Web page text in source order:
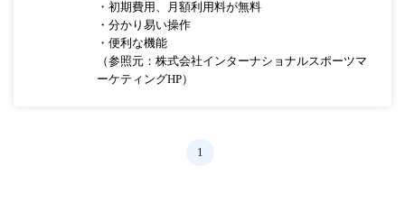
・初期費用、月額利用料が無料
・分かり易い操作
・便利な機能
（参照元：株式会社インターナショナルスポーツマ
ーケティングHP）
1